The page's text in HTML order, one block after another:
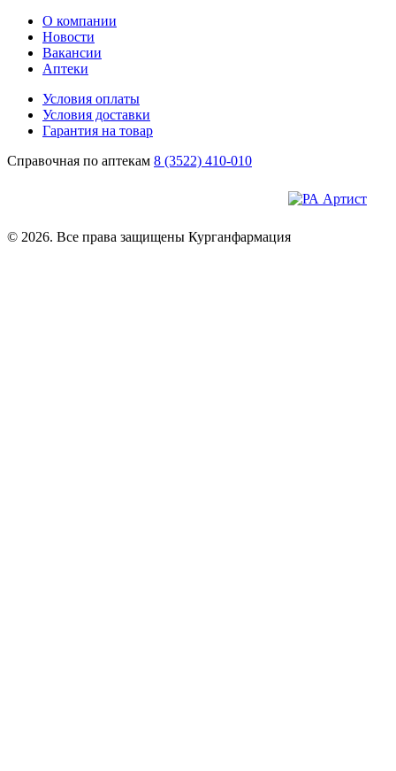
О компании
Новости
Вакансии
Аптеки
Условия оплаты
Условия доставки
Гарантия на товар
Справочная по аптекам 8 (3522) 410-010
© 2026. Все права защищены Курганфармация